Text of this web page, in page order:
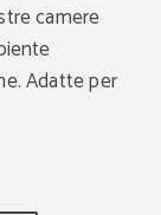
camere
Adatte per